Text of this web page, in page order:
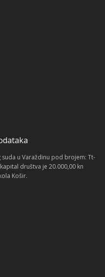
u Varaždinu pod brojem: Tt-
društva je 20.000,00 kn
Košir.